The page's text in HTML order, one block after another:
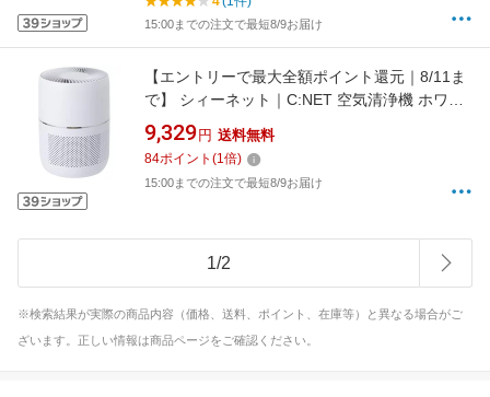
15:00までの注文で最短8/9お届け
【エントリーで最大全額ポイント還元｜8/11ま
で】 シィーネット｜C:NET 空気清浄機 ホワイ
ト AAH201WH [適用畳数：10畳 /PM2.5対応]
9,329 円 送料無料
84ポイント (1倍)
15:00までの注文で最短8/9お届け
1/2
※検索結果が実際の商品内容（価格、送料、ポイント、在庫等）と異なる場合がご
ざいます。正しい情報は商品ページをご確認ください。